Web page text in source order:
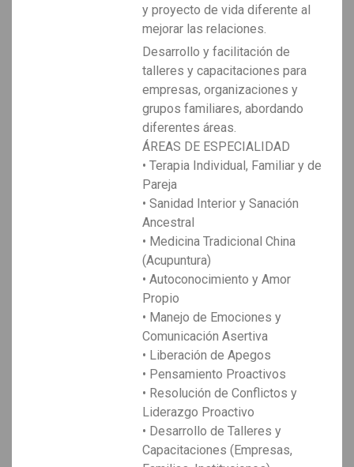
y proyecto de vida diferente al
mejorar las relaciones.
Desarrollo y facilitación de
talleres y capacitaciones para
empresas, organizaciones y
grupos familiares, abordando
diferentes áreas.
ÁREAS DE ESPECIALIDAD
• Terapia Individual, Familiar y de
Pareja
• Sanidad Interior y Sanación
Ancestral
• Medicina Tradicional China
(Acupuntura)
• Autoconocimiento y Amor
Propio
• Manejo de Emociones y
Comunicación Asertiva
• Liberación de Apegos
• Pensamiento Proactivos
• Resolución de Conflictos y
Liderazgo Proactivo
• Desarrollo de Talleres y
Capacitaciones (Empresas,